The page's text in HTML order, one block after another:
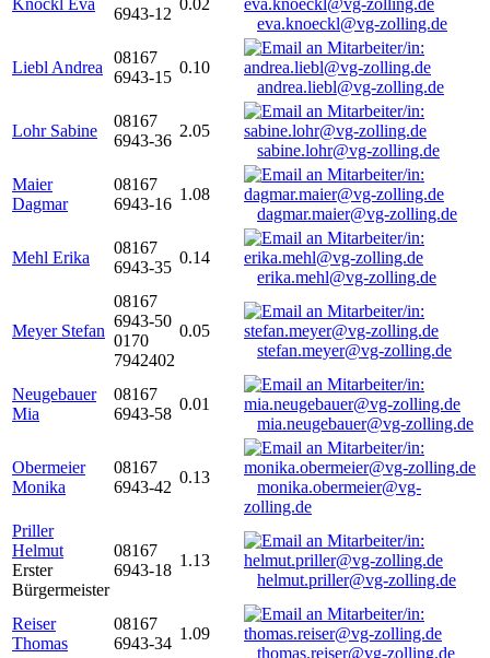
Knöckl Eva
6943-12
0.02
eva.knoeckl@vg-zolling.de
Liebl Andrea
08167
6943-15
0.10
andrea.liebl@vg-zolling.de
Lohr Sabine
08167
6943-36
2.05
sabine.lohr@vg-zolling.de
Maier
Dagmar
08167
6943-16
1.08
dagmar.maier@vg-zolling.de
Mehl Erika
08167
6943-35
0.14
erika.mehl@vg-zolling.de
Meyer Stefan
08167
6943-50
0170
7942402
0.05
stefan.meyer@vg-zolling.de
Neugebauer
Mia
08167
6943-58
0.01
mia.neugebauer@vg-zolling.de
Obermeier
Monika
08167
6943-42
0.13
monika.obermeier@vg-
zolling.de
Priller
Helmut
Erster
Bürgermeister
08167
6943-18
1.13
helmut.priller@vg-zolling.de
Reiser
Thomas
08167
6943-34
1.09
thomas.reiser@vg-zolling.de